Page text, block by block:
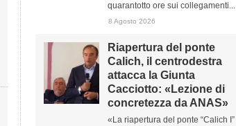
quarantotto ore sui collegamenti...
8 Agosto 2026
Riapertura del ponte
Calich, il centrodestra
attacca la Giunta
Cacciotto: «Lezione di
concretezza da ANAS»
«La riapertura del ponte “Calich I”